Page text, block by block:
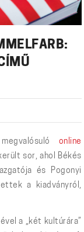
online
sor, ahol Békés
és Pogonyi
a kiadványról,
a „két kultúrára”